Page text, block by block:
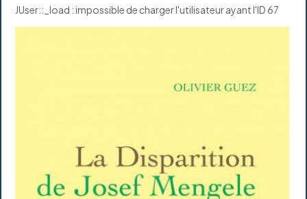
JUser::_load : impossible de charger l'utilisateur ayant l'ID 67